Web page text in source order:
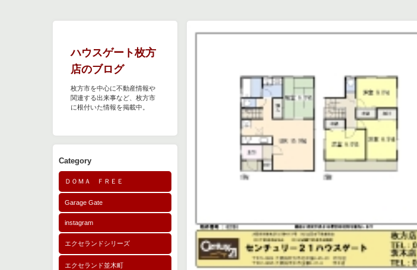
ハウスゲート枚方
店のブログ
枚方市を中心に不動産情報や
関連する出来事など、枚方市
に根付いた情報を掲載中。
Category
ＤＯＭＡ ＦＲＥＥ
Garage Gate
instagram
エクセランドシリーズ
エクセランド並木町